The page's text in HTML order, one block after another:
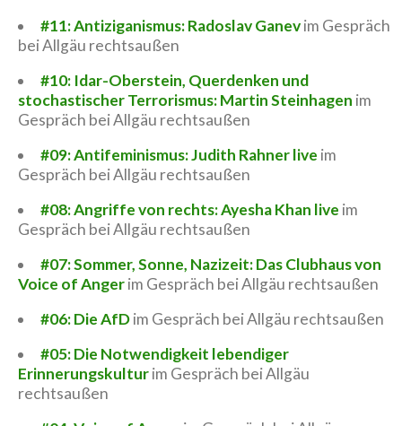
#11: Antiziganismus: Radoslav Ganevim Gespräch
bei Allgäu rechtsaußen
#10: Idar-Oberstein, Querdenken und
stochastischer Terrorismus: Martin Steinhagen im
Gespräch bei Allgäu rechtsaußen
#09: Antifeminismus: Judith Rahner live im
Gespräch bei Allgäu rechtsaußen
#08: Angriffe von rechts: Ayesha Khan live im
Gespräch bei Allgäu rechtsaußen
#07: Sommer, Sonne, Nazizeit: Das Clubhaus von
Voice of Angerim Gespräch bei Allgäu rechtsaußen
#06: Die AfDim Gespräch bei Allgäu rechtsaußen
#05: Die Notwendigkeit lebendiger
Erinnerungskulturim Gespräch bei Allgäu
rechtsaußen